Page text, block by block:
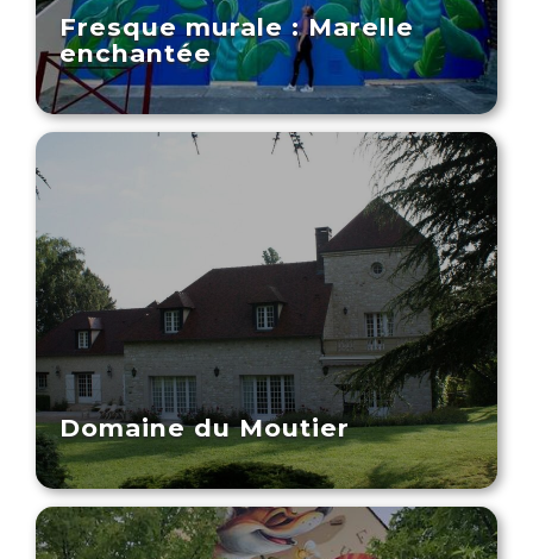
Fresque murale : Marelle
enchantée
Domaine du Moutier